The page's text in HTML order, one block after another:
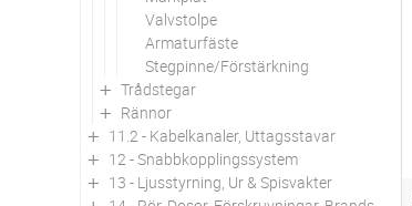
Valvstolpe
Armaturfäste
Stegpinne/Förstärkning
Trådstegar
Rännor
11.2 - Kabelkanaler, Uttagsstavar
12 - Snabbkopplingssystem
13 - Ljusstyrning, Ur & Spisvakter